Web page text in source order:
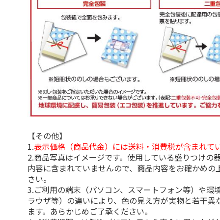
【その他】
1.表示価格（商品代金）には送料・消費税が含まれて
2.商品写真はイメージです。使用している盛りつけの
内容に含まれていませんので、商品内容をお確かめの
さい。
3.ご利用の端末（パソコン、スマートフォン等）や環
ラウザ等）の違いにより、色の見え方が実物と若干異
ます。あらかじめご了承ください。